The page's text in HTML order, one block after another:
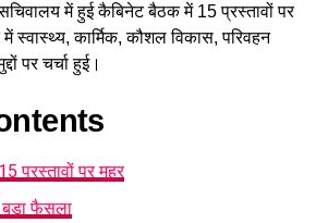
में हुई कैबिनेट बैठक में 15 प्रस्तावों पर
स्वास्थ्य, कार्मिक, कौशल विकास, परिवहन
पर चर्चा हुई।
प्रस्तावों पर मुहर
बड़ा फैसला